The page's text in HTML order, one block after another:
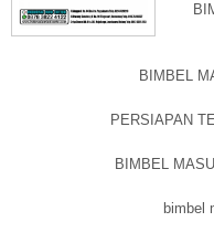
BIMBEL
PERSIAPAN
BIMBEL
bimbel